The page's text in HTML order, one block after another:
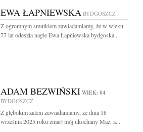
EWA ŁAPNIEWSKA BYDGOSZCZ
Z ogromnym smutkiem zawiadamiamy, że w wieku
77 lat odeszła nagle Ewa Łapniewska bydgoska...
ADAM BEZWIŃSKI WIEK: 84
BYDGOSZCZ
Z głębokim żalem zawiadamiamy, że dnia 18
września 2025 roku zmarł mój ukochany Mąż, a...